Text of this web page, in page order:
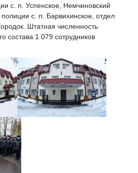
с. п. Успенское, Немчиновский
с. п. Барвихинское, отдел
Штатная численность
состава 1 079 сотрудников